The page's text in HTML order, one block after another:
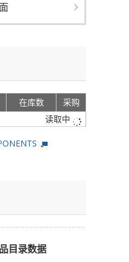
在库数
采购
读取中
目录数据